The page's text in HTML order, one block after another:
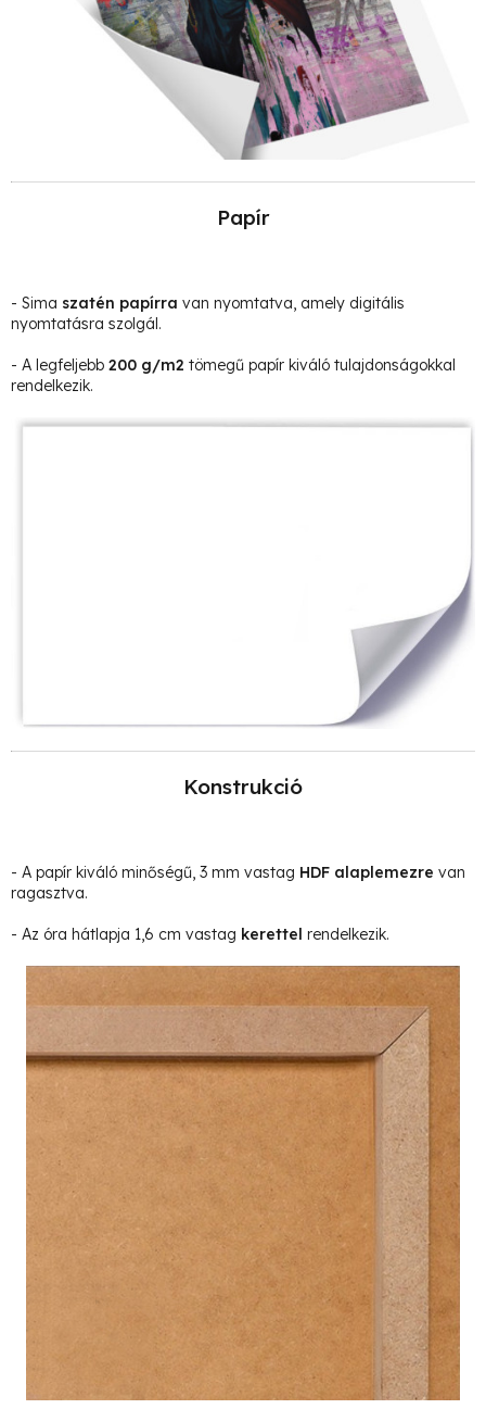
Papír
- Sima szatén papírra van nyomtatva, amely digitális
nyomtatásra szolgál.
- A legfeljebb 200 g/m2 tömegű papír kiváló tulajdonságokkal
rendelkezik.
Konstrukció
- A papír kiváló minőségű, 3 mm vastag HDF alaplemezre van
ragasztva.
- Az óra hátlapja 1,6 cm vastag kerettel rendelkezik.